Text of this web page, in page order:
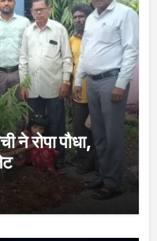
ने रोपा पौधा,